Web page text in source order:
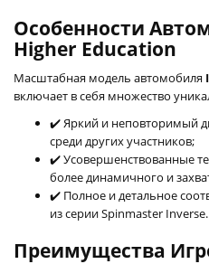
Особенности
Higher Education
Маcштабная модель автомобиля
включает в себя множество
✔️ Яркий и неповторимый
среди других участников;
✔️ Усовершенствованные
более динамичного и
✔️ Полное и детальное
из серии Spinmaster Inverse.
Преимущества